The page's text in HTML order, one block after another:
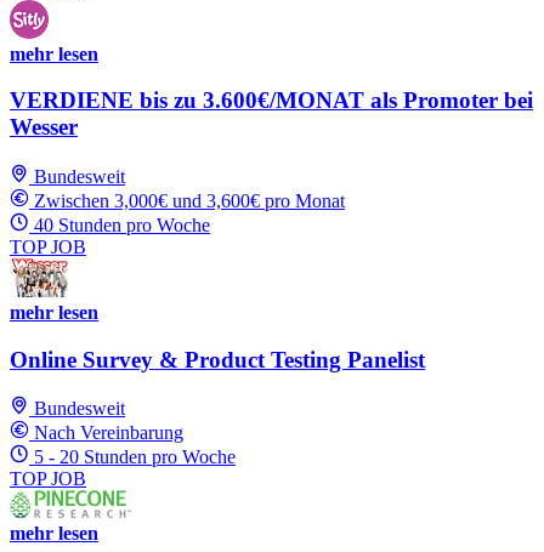
mehr lesen
VERDIENE bis zu 3.600€/MONAT als Promoter bei
Wesser
Bundesweit
Zwischen 3,000€ und 3,600€ pro Monat
40 Stunden pro Woche
TOP JOB
mehr lesen
Online Survey & Product Testing Panelist
Bundesweit
Nach Vereinbarung
5 - 20 Stunden pro Woche
TOP JOB
mehr lesen